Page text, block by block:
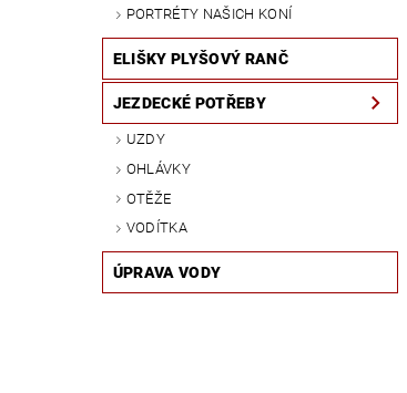
PORTRÉTY NAŠICH KONÍ
ELIŠKY PLYŠOVÝ RANČ
JEZDECKÉ POTŘEBY
UZDY
OHLÁVKY
OTĚŽE
VODÍTKA
ÚPRAVA VODY